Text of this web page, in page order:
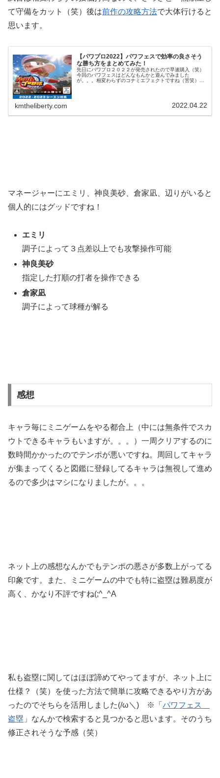
て守備をカット（笑）後は前作の攻略方法で大体行けると
思います。
【パワプロ2022】パワフェスで効率の良さそう
な勝ち方をまとめてみた！
先日にパワプロ２０２２が発売されたので早速購入（笑）
今回のパワフェスはどんなもんかと遊んでみました
が。。。相変わらずのコナミエフェクトですね（苦笑）個
kmtheliberty.com 2022.04.22
マネージャーにエミリ、神良美砂、 倉家凪、辺りがいると
個人的にはグッドですね！
エミリ
調子によって３点差以上でも攻撃操作可能
神良美砂
指定した打順の打者を操作できる
倉家凪
調子によって球種が解る
感想
キャラ毎にミニゲームをやる都合上（中には無条件でスカ
ウトできるキャラもいますが。。。）一周クリアするのに
数時間かかったのでテンポが悪いですね。周回してキャラ
が集まってくると図鑑に登録してるキャラは無視して進め
るので多少はマシになりましたが。。。
ネット上の感想なんかでもテンポの悪さが多数上がってる
印象です。また、ミニゲームの中でも特に盗塁は難易度が
高く、かなり不評ですね(;^_^A
私も盗塁に関してはほぼ諦めてやってますが、ネット上に
仕様？（笑）を使った方法で簡単に攻略できるやり方があ
ったのでそちらを活用しました(/ω＼) ※「 パワフェス
盗塁 」なんかで検索すると見つかると思います。そのうち
修正されそうな予感（笑）